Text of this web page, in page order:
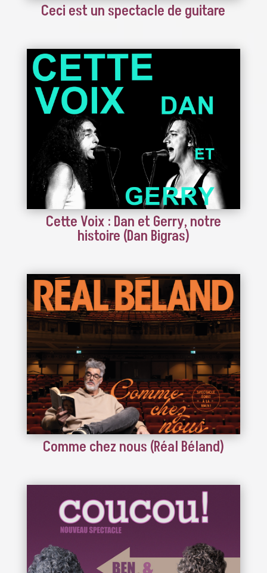
Ceci est un spectacle de guitare
Cette Voix : Dan et Gerry, notre
histoire (Dan Bigras)
Comme chez nous (Réal Béland)